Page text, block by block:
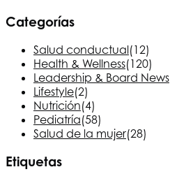
Categorías
Salud conductual(12)
Health & Wellness(120)
Leadership & Board News
Lifestyle(2)
Nutrición(4)
Pediatría(58)
Salud de la mujer(28)
Etiquetas